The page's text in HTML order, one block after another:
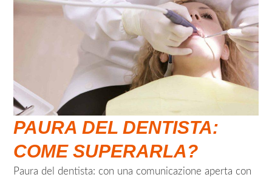
PAURA DEL DENTISTA:
COME SUPERARLA?
Paura del dentista: con una comunicazione aperta con